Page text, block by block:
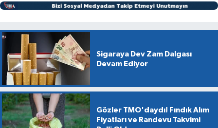
Sigaraya Dev Zam Dalgası
Devam Ediyor
Gözler TMO'daydı! Fındık Alım
Fiyatları ve Randevu Takvimi